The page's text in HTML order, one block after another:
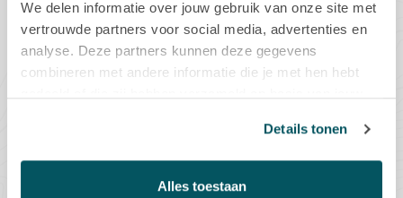
We delen informatie over jouw gebruik van onze site met
vertrouwde partners voor social media, advertenties en
analyse. Deze partners kunnen deze gegevens
combineren met andere informatie die je met hen hebt
Details tonen
Alles toestaan
BABOR Bodylotion
trekken snel in en zijn geschikt als ongecompliceerde verzorging van
elke huid `s morgens na het douchen of na het sporten. De zachte
consistentie hydrateert de lichaamshuid en zorgt voor een